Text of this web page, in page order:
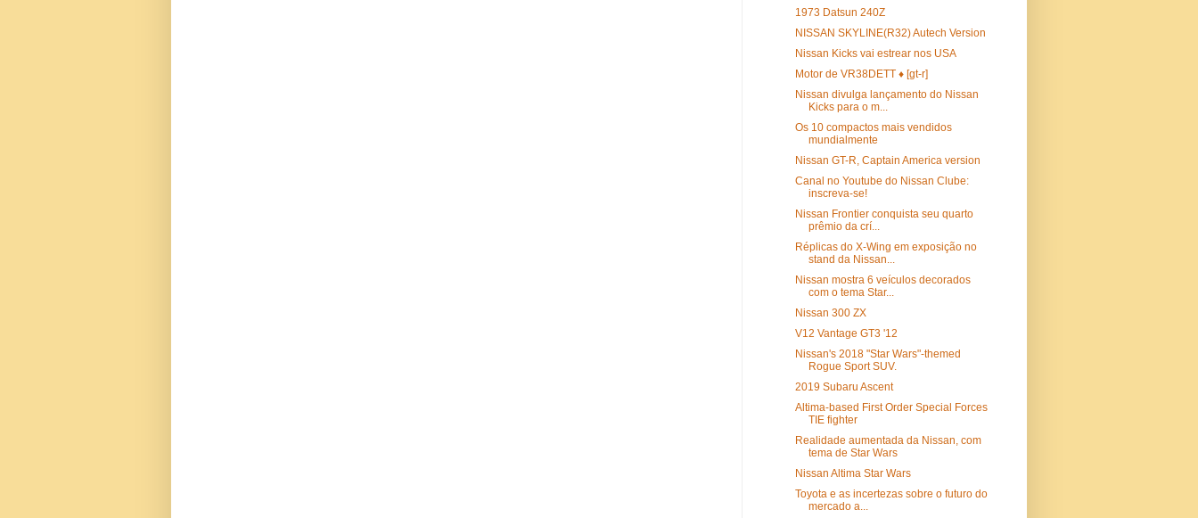
1973 Datsun 240Z
NISSAN SKYLINE(R32) Autech Version
Nissan Kicks vai estrear nos USA
Motor de VR38DETT ♦ [gt-r]
Nissan divulga lançamento do Nissan
Kicks para o m...
Os 10 compactos mais vendidos
mundialmente
Nissan GT-R, Captain America version
Canal no Youtube do Nissan Clube:
inscreva-se!
Nissan Frontier conquista seu quarto
prêmio da crí...
Réplicas do X-Wing em exposição no
stand da Nissan...
Nissan mostra 6 veículos decorados
com o tema Star...
Nissan 300 ZX
V12 Vantage GT3 '12
Nissan's 2018 "Star Wars"-themed
Rogue Sport SUV.
2019 Subaru Ascent
Altima-based First Order Special Forces
TIE fighter
Realidade aumentada da Nissan, com
tema de Star Wars
Nissan Altima Star Wars
Toyota e as incertezas sobre o futuro do
mercado a...